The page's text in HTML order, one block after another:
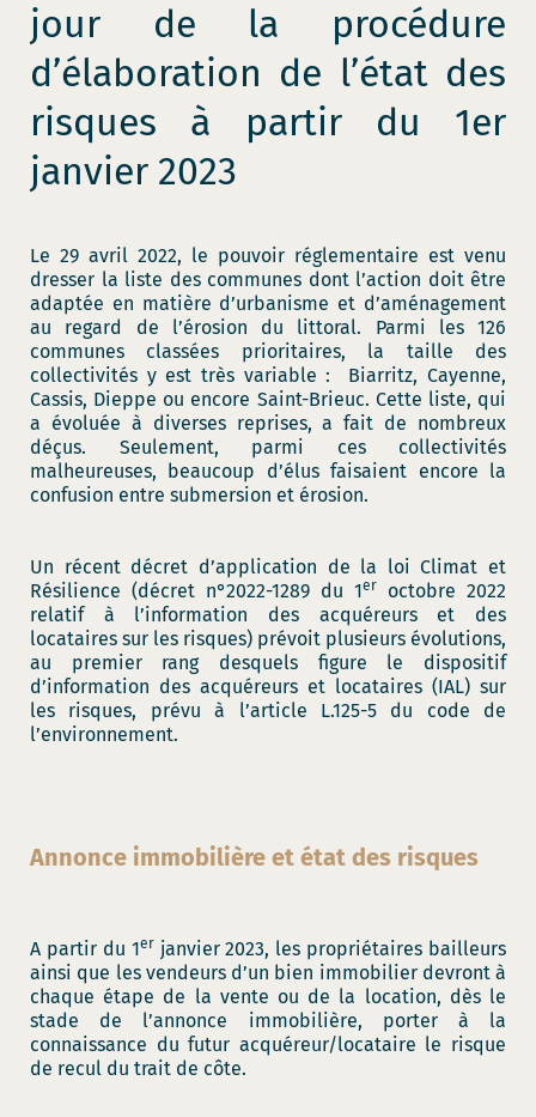
jour de la procédure
d’élaboration de l’état des
risques à partir du 1er
janvier 2023
Le 29 avril 2022, le pouvoir réglementaire est venu
dresser la liste des communes dont l’action doit être
adaptée en matière d’urbanisme et d’aménagement
au regard de l’érosion du littoral. Parmi les 126
communes classées prioritaires, la taille des
collectivités y est très variable : Biarritz, Cayenne,
Cassis, Dieppe ou encore Saint-Brieuc. Cette liste, qui
a évoluée à diverses reprises, a fait de nombreux
déçus. Seulement, parmi ces collectivités
malheureuses, beaucoup d’élus faisaient encore la
confusion entre submersion et érosion.
Un récent décret d’application de la loi Climat et
Résilience (décret n°2022-1289 du 1er
octobre 2022
relatif à l’information des acquéreurs et des
locataires sur les risques) prévoit plusieurs évolutions,
au premier rang desquels figure le dispositif
d’information des acquéreurs et locataires (IAL) sur
les risques, prévu à l’article L.125-5 du code de
l’environnement.
Annonce immobilière et état des risques
A partir du 1erjanvier 2023, les propriétaires bailleurs
ainsi que les vendeurs d’un bien immobilier devront à
chaque étape de la vente ou de la location, dès le
stade de l’annonce immobilière, porter à la
connaissance du futur acquéreur/locataire le risque
de recul du trait de côte.